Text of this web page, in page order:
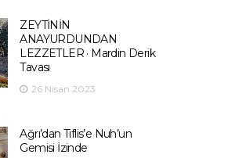
ZEYTİNİN
ANAYURDUNDAN
LEZZETLER · Mardin Derik
Tavası
26 Nisan 2023
Ağrı’dan Tiflis’e Nuh’un
Gemisi İzinde